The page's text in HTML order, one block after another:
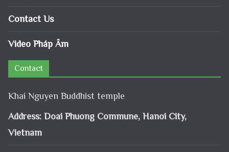
Contact Us
Video Pháp Âm
Contact
Khai Nguyen Buddhist temple
Address: Doai Phuong Commune, Hanoi City,
Vietnam